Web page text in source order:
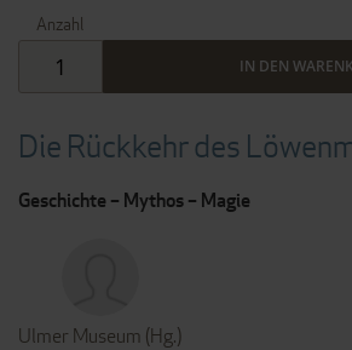
Die Rückkehr des
Geschichte – Mythos – Magie
Ulmer Museum (Hg.)
Anzahl
IN DEN